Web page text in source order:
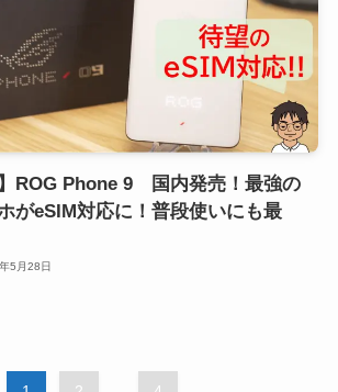
】ROG Phone 9 国内発売！最強の
がeSIM対応に！普段使いにも最
5月28日